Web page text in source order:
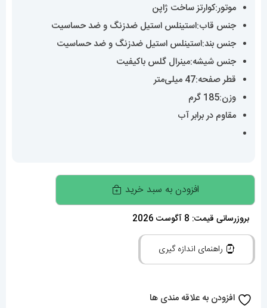
موتور:کوارتز ساخت ژاپن
جنس قاب:استینلس استیل ضدزنگ و ضد حساسیت
جنس بند:استینلس استیل ضدزنگ و ضد حساسیت
جنس شیشه:مینرال گلس باکیفیت
قطر صفحه:47 میلی‌متر
وزن:185 گرم
مقاوم در برابر آب
ساعت
مچی
مردانه
دیزل
DIESEL
افزودن به سبد خرید
بروزرسانی قیمت: 8 آگوست 2026
راهنمای اندازه گیری
افزودن به علاقه مندی ها